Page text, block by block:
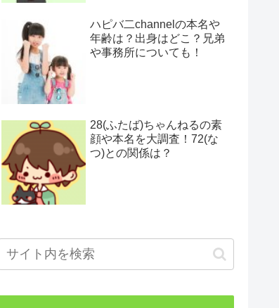
ハピバ二channelの本名や
年齢は？出身はどこ？兄弟
や事務所についても！
28(ふたば)ちゃんねるの素
顔や本名を大調査！72(な
つ)との関係は？